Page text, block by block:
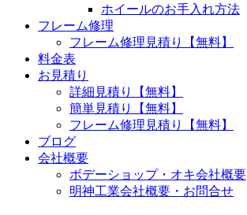
ホイールのお手入れ方法
フレーム修理
フレーム修理見積り【無料】
料金表
お見積り
詳細見積り【無料】
簡単見積り【無料】
フレーム修理見積り【無料】
ブログ
会社概要
ボデーショップ・オキ会社概要
明神工業会社概要・お問合せ